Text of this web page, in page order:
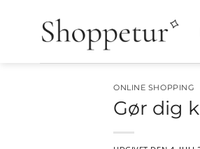
ONLINE SHOPPING
Gør dig